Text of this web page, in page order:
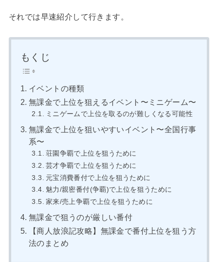
それでは早速紹介して行きます。
もくじ
イベントの種類
無課金で上位を狙えるイベント〜ミニゲーム〜
ミニゲームで上位を取るのが難しくなる可能性
無課金で上位を狙いやすいイベント〜全国行事
系〜
荘園争覇で上位を狙うために
芸才争覇で上位を狙うために
元宝消費番付で上位を狙うために
魅力/親密番付(争覇)で上位を狙うために
家来/売上争覇で上位を狙うために
無課金で狙うのが厳しい番付
【商人放浪記攻略】無課金で番付上位を狙う方
法のまとめ